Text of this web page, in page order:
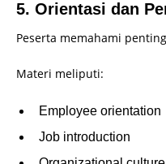
5. Orientasi dan
Peserta memahami
Materi meliputi:
Employee orientation
Job introduction